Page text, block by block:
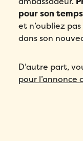
pour son
et n’oubliez
dans son
D’autre part,
pour l’annonce